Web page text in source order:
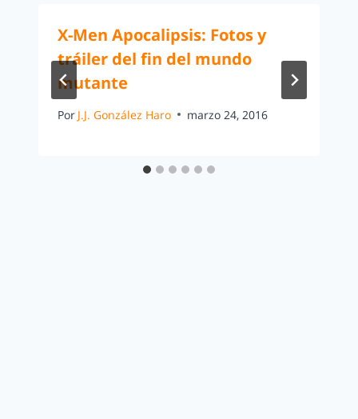
X-Men Apocalipsis: Fotos y
tráiler del fin del mundo
mutante
Por J.J. González Haro marzo 24, 2016